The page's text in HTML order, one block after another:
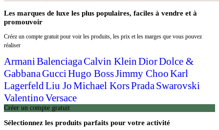
Les marques de luxe les plus populaires, faciles à vendre et à
promouvoir
Créez un compte gratuit pour voir les produits, les prix et les marges que vous pouvez
réaliser
ArmaniBalenciagaCalvin KleinDiorDolce &
GabbanaGucciHugo BossJimmy ChooKarl
LagerfeldLiu JoMichael KorsPradaSwarovski
ValentinoVersace
Créer un compte gratuit
Sélectionnez les produits parfaits pour votre activité